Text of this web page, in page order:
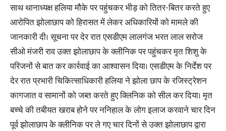
साथ थानाध्यक्ष हलिया मौके पर पहुंचकर भीड़ को तितर-बितर करते हुए
आरोपित झोलाछाप को हिरासत में लेकर अधिकारियों को मामले की
जानकारी दी। सूचना पर देर रात एसडीएम लालगंज भरत लाल सरोज
सीओ मंजरी राव उक्त झोलाछाप के क्लीनिक पर पहुंचकर मृत शिशु के
परिजनों से बात कर कार्रवाई का आश्वासन दिया। एसडीएम के निर्देश पर
देर रात प्रभारी चिकित्साधिकारी हलिया ने झोला छाप के रजिस्ट्रेशन
कागजात व सामानों को जब्त करते हुए क्लिनिक को सील कर दिया। मृत
बच्चे की तबीयत खराब होने पर ननिहाल के लोग इलाज करवाने चार दिन
पूर्व झोलाछाप के क्लीनिक पर ले गए चार दिनों से उक्त झोलाछाप द्वारा